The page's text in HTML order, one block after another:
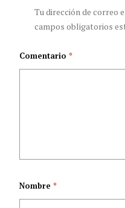
cáncer en
patología a la salud
Tu dirección de correo
campos obligatorios
Comentario*
Nombre*